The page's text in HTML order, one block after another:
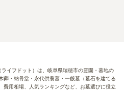
イフドット）は、岐阜県瑞穂市の霊園・墓地の
葬・納骨堂・永代供養墓・一般墓（墓石を建てる
費用相場、人気ランキングなど、お墓選びに役立